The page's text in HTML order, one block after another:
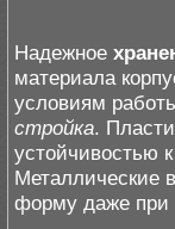
Надежное
материала
условиям
стройка.
устойчивостью
Металлические
форму даже при